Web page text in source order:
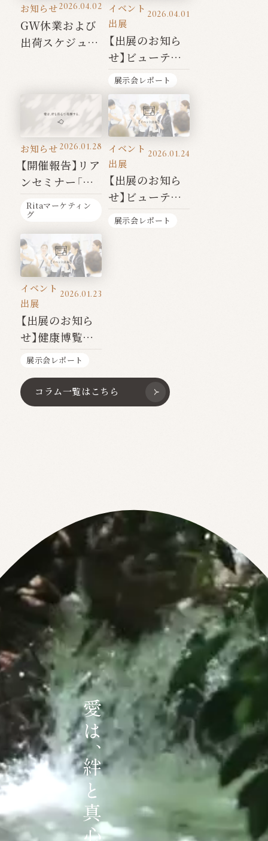
お知らせ2026.04.02
GW休業および
出荷スケジュー
イベント
出展
2026.04.01
【出展のお知ら
せ】ビューティ
ワールドジャパ
ン東京
展示会レポート
お知らせ 2026.01.28
【開催報告】リア
ンセミナー「伝」
を開催いたしま
した
Ritaマーケティン
グ
イベント
出展
2026.01.24
【出展のお知ら
せ】ビューティ
ワールドジャパ
展示会レポート
イベント
出展
2026.01.23
【出展のお知ら
せ】健康博覧会
2026
展示会レポート
コラム一覧はこちら